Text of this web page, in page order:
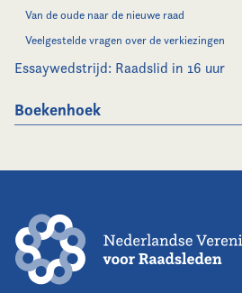
Van de oude naar de nieuwe raad
Veelgestelde vragen over de verkiezingen
Essaywedstrijd: Raadslid in 16 uur
Boekenhoek